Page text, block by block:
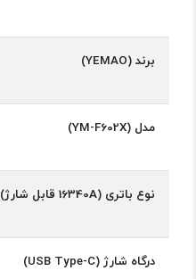
برند (YEMAO)
مدل (YM-F602X)
نوع باتری (16340A قابل شارژ)
درگاه شارژ (USB Type-C)